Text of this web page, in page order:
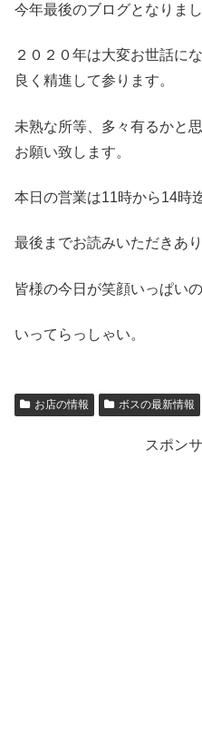
今年最後のブログとなりまし
２０２０年は大変お世話に
良く精進して参ります。
未熟な所等、多々有るかと
お願い致します。
本日の営業は11時から14時
最後までお読みいただきあ
皆様の今日が笑顔いっぱい
いってらっしゃい。
お店の情報 ボスの最新情報
スポン